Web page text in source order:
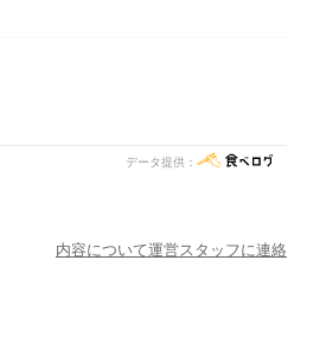
データ提供：
内容について運営スタッフに連絡